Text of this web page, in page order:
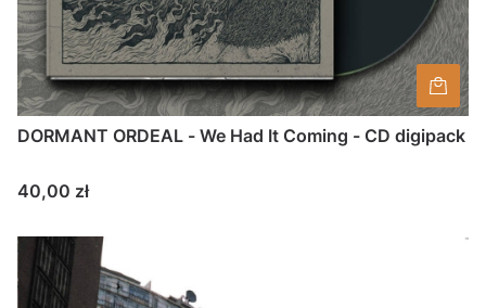
DORMANT ORDEAL - We Had It Coming - CD digipack
Cena
40,00 zł